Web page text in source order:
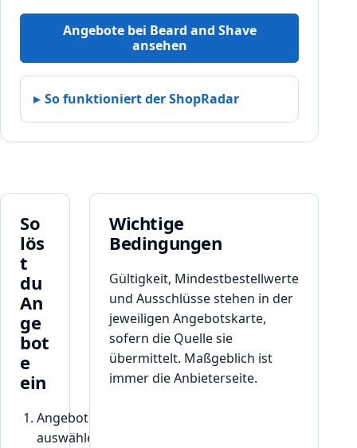
Angebote bei Beard and Shave
ansehen
So funktioniert der ShopRadar
So
lös
t
du
An
ge
bot
e
ein
Angebot
auswählen
Wichtige
Bedingungen
Gültigkeit, Mindestbestellwerte
und Ausschlüsse stehen in der
jeweiligen Angebotskarte,
sofern die Quelle sie
übermittelt. Maßgeblich ist
immer die Anbieterseite.